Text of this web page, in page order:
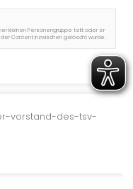
kleinen Personengruppe teilt oder er
Content inzwischen gelöscht wurde.
vorstand-des-tsv-